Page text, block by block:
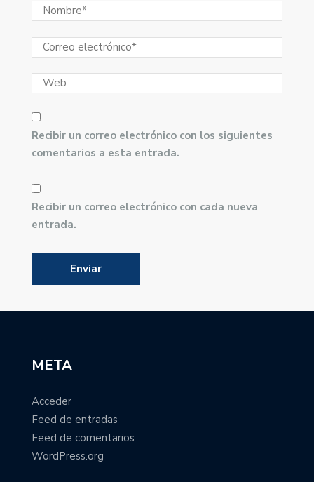
Recibir un correo electrónico con los siguientes
comentarios a esta entrada.
Recibir un correo electrónico con cada nueva
entrada.
META
Acceder
Feed de entradas
Feed de comentarios
WordPress.org